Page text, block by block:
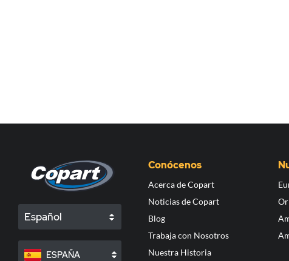
Español
ESPAÑA
Conócenos
Acerca de Copart
Noticias de Copart
Blog
Trabaja con Nosotros
Nuestra Historia